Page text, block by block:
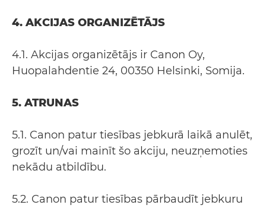
4. AKCIJAS ORGANIZĒTĀJS
4.1. Akcijas organizētājs ir Canon Oy,
Huopalahdentie 24, 00350 Helsinki, Somija.
5. ATRUNAS
5.1. Canon patur tiesības jebkurā laikā anulēt,
grozīt un/vai mainīt šo akciju, neuzņemoties
nekādu atbildību.
5.2. Canon patur tiesības pārbaudīt jebkuru